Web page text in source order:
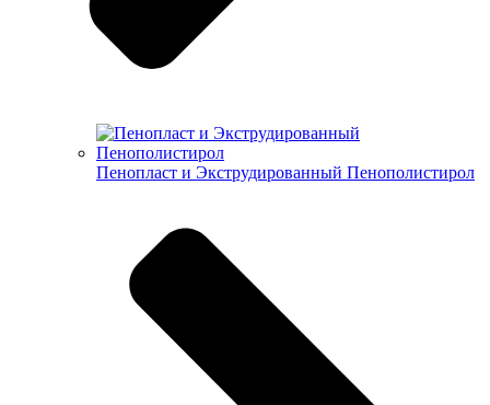
Пенопласт и Экструдированный Пенополистирол